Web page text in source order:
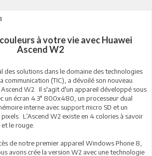
à votre vie avec Huawei
Ascend W2
des solutions dans le domaine des technologies
communication (TIC), a dévoilé son nouveau
W2. Il s'agit d'un appareil développé sous
un écran 4.3" 800x480, un processeur dual
interne avec support micro SD et un
L’Ascend W2 existe en 4 colories à savoir
le rouge.
de notre premier appareil Windows Phone 8,
avons crée la version W2 avec une technologie